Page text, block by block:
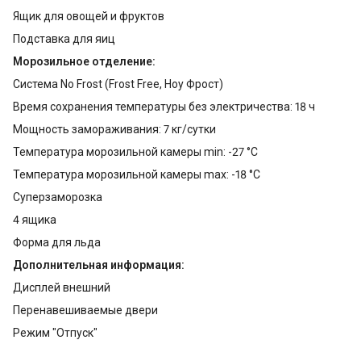
Ящик для овощей и фруктов
Подставка для яиц
Морозильное отделение:
Система No Frost (Frost Free, Ноу Фрост)
Время сохранения температуры без электричества: 18 ч
Мощность замораживания: 7 кг/сутки
Температура морозильной камеры min: -27 °С
Температура морозильной камеры max: -18 °С
Суперзаморозка
4 ящика
Форма для льда
Дополнительная информация:
Дисплей внешний
Перенавешиваемые двери
Режим "Отпуск"